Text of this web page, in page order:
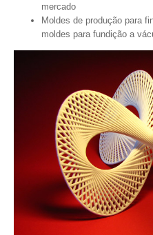
mercado
Moldes de produção para
moldes para fundição a